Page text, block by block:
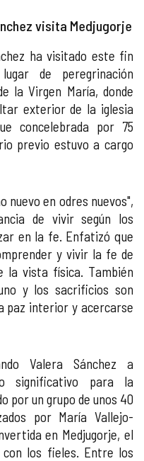
visita Medjugorje
ha visitado este fin
de peregrinación
la Virgen María, donde
exterior de la iglesia
concelebrada por 75
previo estuvo a cargo
nuevo en odres nuevos",
de vivir según los
en la fe. Enfatizó que
y vivir la fe de
la vista física. También
y los sacrificios son
paz interior y acercarse
Valera Sánchez a
significativo para la
por un grupo de unos 40
por María Vallejo-
en Medjugorje, el
los fieles. Entre los